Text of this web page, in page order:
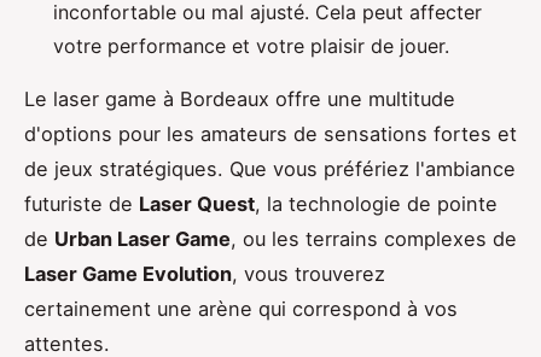
inconfortable ou mal ajusté. Cela peut affecter
votre performance et votre plaisir de jouer.
Le laser game à Bordeaux offre une multitude
d'options pour les amateurs de sensations fortes et
de jeux stratégiques. Que vous préfériez l'ambiance
futuriste de Laser Quest, la technologie de pointe
de Urban Laser Game, ou les terrains complexes de
Laser Game Evolution, vous trouverez
certainement une arène qui correspond à vos
attentes.